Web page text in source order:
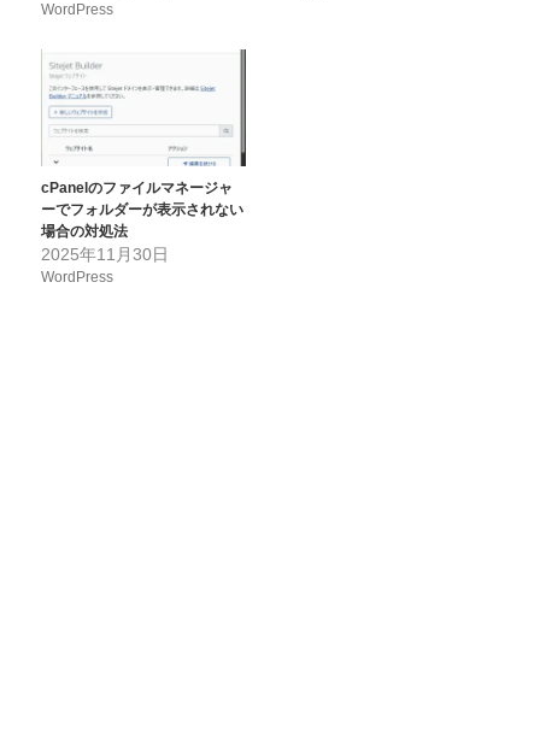
WordPress
cPanelのファイルマネージャ
ーでフォルダーが表示されない
場合の対処法
2025年11月30日
WordPress